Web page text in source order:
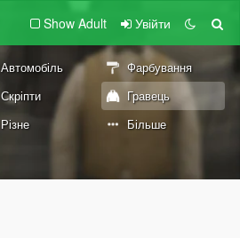
Show Adult Увійти
Автомобіль
Фарбування
Скріпти
Гравець
Різне Більше